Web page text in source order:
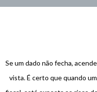
Se um dado não fecha,
vista. É certo que quando